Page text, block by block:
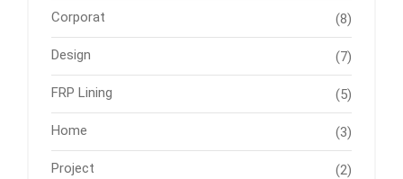
Corporat (8)
Design (7)
FRP Lining (5)
Home (3)
Project (2)